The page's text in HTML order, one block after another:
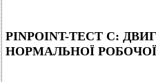
PINPOINT-ТЕСТ C:
НОРМАЛЬНОЇ